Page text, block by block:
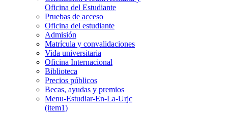
Oficina del Estudiante
Pruebas de acceso
Oficina del estudiante
Admisión
Matrícula y convalidaciones
Vida universitaria
Oficina Internacional
Biblioteca
Precios públicos
Becas, ayudas y premios
Menu-Estudiar-En-La-Urjc
(item1)